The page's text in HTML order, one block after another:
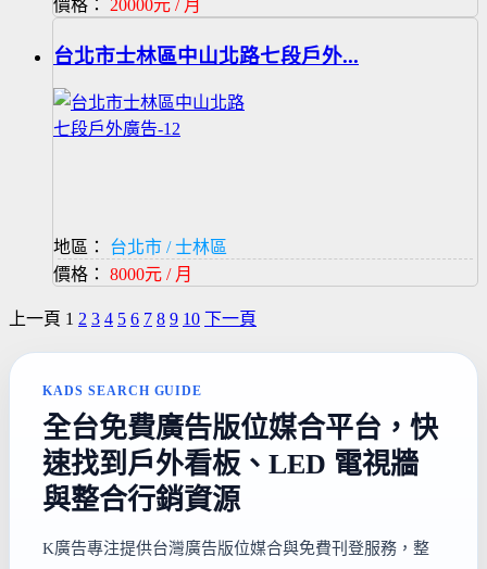
價格： 20000元 / 月
台北市士林區中山北路七段戶外...
地區：
台北市 / 士林區
價格： 8000元 / 月
上一頁 1 2 3 4 5 6 7 8 9 10 下一頁
KADS SEARCH GUIDE
全台免費廣告版位媒合平台，快
速找到戶外看板、LED 電視牆
與整合行銷資源
K廣告專注提供台灣廣告版位媒合與免費刊登服務，整